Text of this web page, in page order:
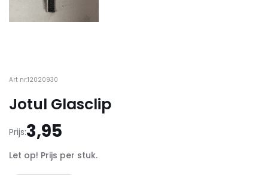
Art nr:12020930
Jotul Glasclip
Prijs:3,95
Let op! Prijs per stuk.